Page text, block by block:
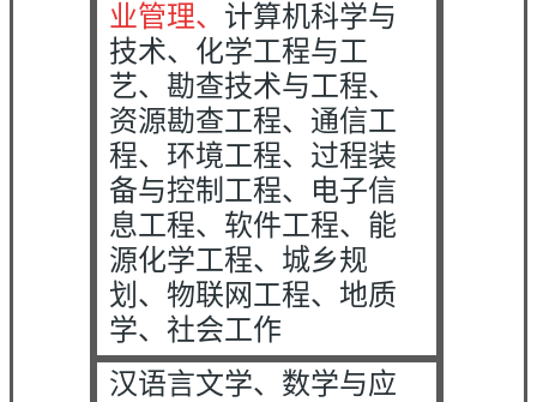
业管理、 计算机科学与
技术、化学工程与工
艺、勘查技术与工程、
资源勘查工程、通信工
程、环境工程、过程装
备与控制工程、电子信
息工程、软件工程、能
源化学工程、城乡规
划、物联网工程、地质
学、社会工作
汉语言文学、数学与应